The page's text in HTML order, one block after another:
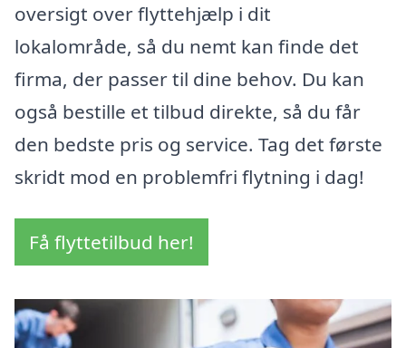
oversigt over flyttehjælp i dit
lokalområde, så du nemt kan finde det
firma, der passer til dine behov. Du kan
også bestille et tilbud direkte, så du får
den bedste pris og service. Tag det første
skridt mod en problemfri flytning i dag!
Få flyttetilbud her!